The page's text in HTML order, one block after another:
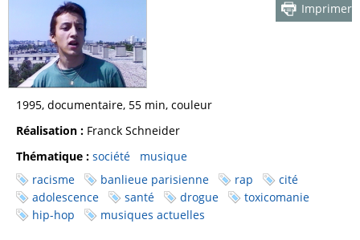
Imprimer
1995, documentaire, 55 min, couleur
Réalisation : Franck Schneider
Thématique : société
musique
racisme
banlieue parisienne rap
cité
adolescence
santé drogue
toxicomanie
hip-hop
musiques actuelles